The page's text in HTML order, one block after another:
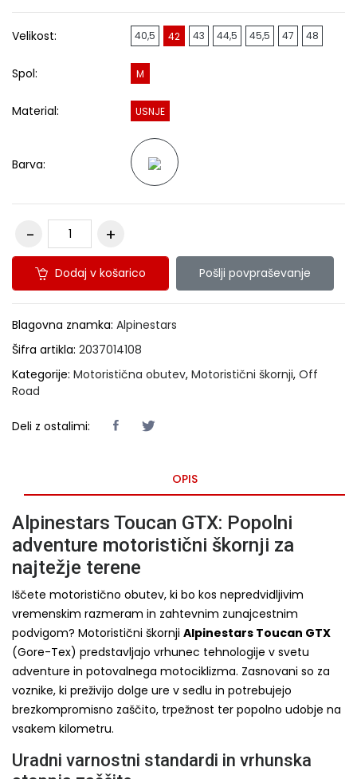
Velikost: 40,5 42 43 44,5 45,5 47 48
Spol: M
Material: USNJE
Barva:
Dodaj v košarico Pošlji povpraševanje
Blagovna znamka: Alpinestars
Šifra artikla: 2037014108
Kategorije: Motoristična obutev, Motoristični škornji, Off
Road
Deli z ostalimi:
OPIS
Alpinestars Toucan GTX: Popolni
adventure motoristični škornji za
najtežje terene
Iščete motoristično obutev, ki bo kos nepredvidljivim
vremenskim razmeram in zahtevnim zunajcestnim
podvigom? Motoristični škornji Alpinestars Toucan GTX
(Gore-Tex) predstavljajo vrhunec tehnologije v svetu
adventure in potovalnega motociklizma. Zasnovani so za
voznike, ki preživijo dolge ure v sedlu in potrebujejo
brezkompromisno zaščito, trpežnost ter popolno udobje na
vsakem kilometru.
Uradni varnostni standardi in vrhunska